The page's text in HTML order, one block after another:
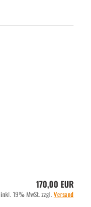
170,00 EUR
inkl. 19% MwSt. zzgl.Versand